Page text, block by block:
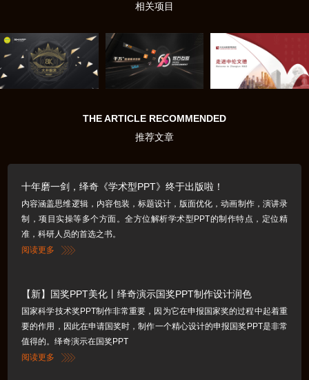
相关项目
THE ARTICLE RECOMMENDED
推荐文章
十年磨一剑，绎奇《学术型PPT》终于出版啦！
内容涵盖思维逻辑，内容包装，标题设计，版面优化，动画制作，演讲录
制，项目实操等多个方面。全方位解析学术型PPT的制作特点，定位精
准，科研人员的首选之书。
阅读更多
【新】国奖PPT美化丨绎奇演示国奖PPT制作设计润色
国家科学技术奖PPT制作非常重要，因为它在申报国家奖的过程中起着重
要的作用，因此在申请国奖时，制作一个精心设计的申报国奖PPT是非常
值得的。绎奇演示在国奖PPT
阅读更多